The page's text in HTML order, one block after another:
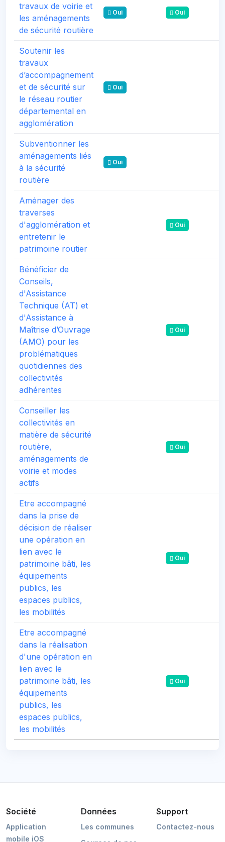
travaux de voirie et
les aménagements
de sécurité routière
Oui Oui
Soutenir les
travaux
d’accompagnement
et de sécurité sur
le réseau routier
départemental en
agglomération
Oui
Subventionner les
aménagements liés
à la sécurité
routière
Oui
Aménager des
traverses
d'agglomération et
entretenir le
patrimoine routier
Oui
Bénéficier de
Conseils,
d'Assistance
Technique (AT) et
d'Assistance à
Maîtrise d’Ouvrage
(AMO) pour les
problématiques
quotidiennes des
collectivités
adhérentes
Oui
Conseiller les
collectivités en
matière de sécurité
routière,
aménagements de
voirie et modes
actifs
Oui
Etre accompagné
dans la prise de
décision de réaliser
une opération en
lien avec le
patrimoine bâti, les
équipements
publics, les
espaces publics,
les mobilités
Oui
Etre accompagné
dans la réalisation
d'une opération en
lien avec le
patrimoine bâti, les
équipements
publics, les
espaces publics,
les mobilités
Oui
Société
Application
mobile iOS
Données
Les communes
Support
Contactez-nous